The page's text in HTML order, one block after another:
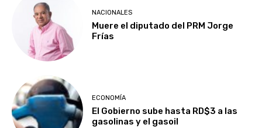
NACIONALES
Muere el diputado del PRM Jorge
Frías
ECONOMÍA
El Gobierno sube hasta RD$3 a las
gasolinas y el gasoil